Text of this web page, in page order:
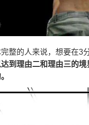
整的人来说，想要在3
到理由二和理由三的